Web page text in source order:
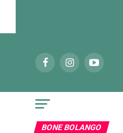
BONE BOLANGO